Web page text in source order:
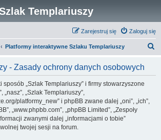
Templariuszy
Zaloguj się
Zarejestruj się
Platformy interaktywne Szlaku Templariuszy
- Zasady ochrony danych osobowych
sposób „Szlak Templariuszy” i firmy stowarzyszone
„nasz”, „Szlak Templariuszy”,
platformy_new” i phpBB zwane dalej „oni”, „ich”,
„www.phpbb.com”, „phpBB Limited”, „Zespoły
zwanymi dalej „informacjami o tobie”
twojej sesji na forum.